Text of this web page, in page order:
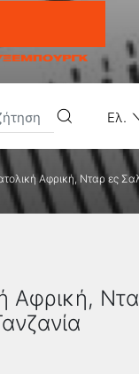
Ελ.
Αφρική, Νταρ ες
Αφρική,